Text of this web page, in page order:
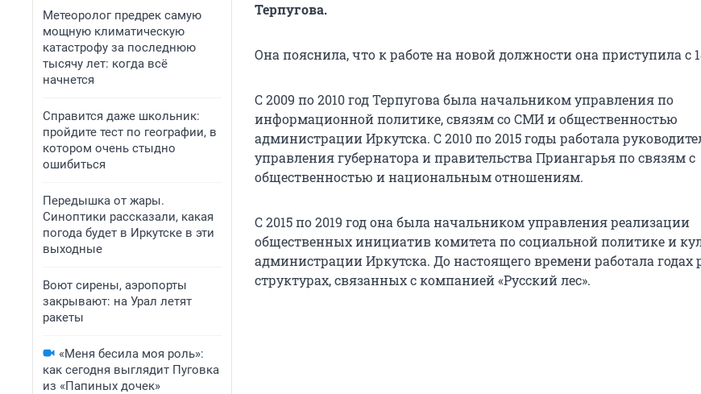
Метеоролог предрек самую
мощную климатическую
катастрофу за последнюю
тысячу лет: когда всё
начнется
Справится даже школьник:
пройдите тест по географии, в
котором очень стыдно
ошибиться
Передышка от жары.
Синоптики рассказали, какая
погода будет в Иркутске в эти
выходные
Воют сирены, аэропорты
закрывают: на Урал летят
ракеты
«Меня бесила моя роль»:
как сегодня выглядит Пуговка
из «Папиных дочек»
Терпугова.
Она пояснила, что к работе на новой должности она приступила с
С 2009 по 2010 год Терпугова была начальником управления по
информационной политике, связям со СМИ и общественностью
администрации Иркутска. С 2010 по 2015 годы работала
управления губернатора и правительства Приангарья по связям с
общественностью и национальным отношениям.
С 2015 по 2019 год она была начальником управления реализации
общественных инициатив комитета по социальной политике и
администрации Иркутска. До настоящего времени работала годах
структурах, связанных с компанией «Русский лес».